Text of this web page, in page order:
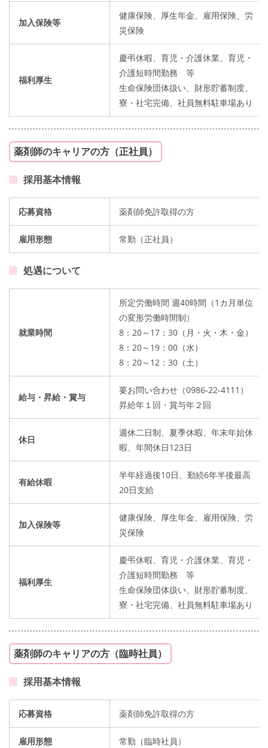
加入保険等
健康保険、厚生年金、雇用保険、労
災保険
福利厚生
慶弔休暇、育児・介護休業、育児・
介護短時間勤務 等
生命保険団体扱い、財形貯蓄制度、
寮・社宅完備、社員無料駐車場あり
薬剤師のキャリアの方（正社員）
採用基本情報
応募資格 薬剤師免許取得の方
雇用形態 常勤（正社員）
処遇について
就業時間
所定労働時間 週40時間（1カ月単位
の変形労働時間制）
8：20～17：30（月・火・木・金）
8：20～19：00（水）
8：20～12：30（土）
給与・昇給・賞与
要お問い合わせ（0986-22-4111）
昇給年１回・賞与年２回
休日
週休二日制、夏季休暇、年末年始休
暇、年間休日123日
有給休暇
半年経過後10日、勤続6年半後最高
20日支給
加入保険等
健康保険、厚生年金、雇用保険、労
災保険
福利厚生
慶弔休暇、育児・介護休業、育児・
介護短時間勤務 等
生命保険団体扱い、財形貯蓄制度、
寮・社宅完備、社員無料駐車場あり
薬剤師のキャリアの方（臨時社員）
採用基本情報
応募資格 薬剤師免許取得の方
雇用形態 常勤（臨時社員）